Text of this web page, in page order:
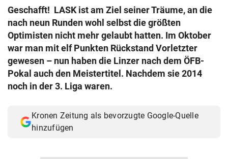
Geschafft! LASK ist am Ziel seiner Träume, an die
nach neun Runden wohl selbst die größten
Optimisten nicht mehr gelaubt hatten. Im Oktober
war man mit elf Punkten Rückstand Vorletzter
gewesen – nun haben die Linzer nach dem ÖFB-
Pokal auch den Meistertitel. Nachdem sie 2014
noch in der 3. Liga waren.
Kronen Zeitung als bevorzugte Google-Quelle
hinzufügen